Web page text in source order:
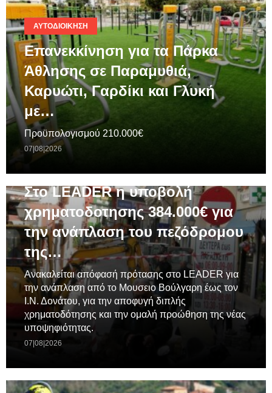
ΑΥΤΟΔΙΟΊΚΗΣΗ
Επανεκκίνηση για τα Πάρκα
Άθλησης σε Παραμυθιά,
Καρυώτι, Γαρδίκι και Γλυκή
με…
Προϋπολογισμού 210.000€
07|08|2026
Στο LEADER η υποβολή
χρηματοδοτησης 384.000€ για
την ανάπλαση του πεζόδρομου
της…
Ανακαλείται απόφασή πρότασης στο LEADER για
την ανάπλαση από το Μουσειο Βούλγαρη έως τον
Ι.Ν. Δονάτου, για την αποφυγή διπλής
χρηματοδότησης και την ομαλή προώθηση της νέας
υποψηφιότητας.
07|08|2026